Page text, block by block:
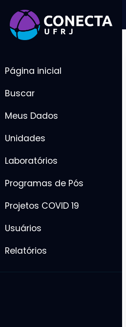
Página inicial
Buscar
Meus Dados
Unidades
Laboratórios
Programas de Pós
Projetos COVID 19
Usuários
Relatórios